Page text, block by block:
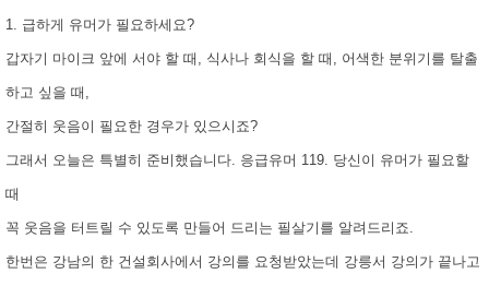
1. 급하게 유머가 필요하세요?
갑자기 마이크 앞에 서야 할 때, 식사나 회식을 할 때, 어색한 분위기를 탈출
하고 싶을 때,
간절히 웃음이 필요한 경우가 있으시죠?
그래서 오늘은 특별히 준비했습니다. 응급유머 119. 당신이 유머가 필요할
때
꼭 웃음을 터트릴 수 있도록 만들어 드리는 필살기를 알려드리죠.
한번은 강남의 한 건설회사에서 강의를 요청받았는데 강릉서 강의가 끝나고